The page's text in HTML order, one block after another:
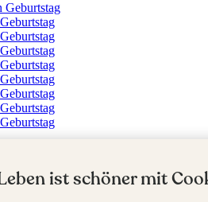
Geburtstag
ist schöner mit